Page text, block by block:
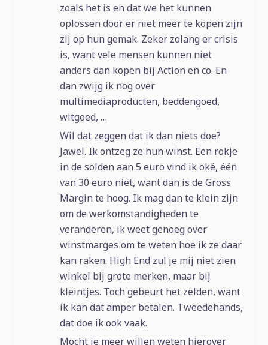
zoals het is en dat we het kunnen
oplossen door er niet meer te kopen zijn
zij op hun gemak. Zeker zolang er crisis
is, want vele mensen kunnen niet
anders dan kopen bij Action en co. En
dan zwijg ik nog over
multimediaproducten, beddengoed,
witgoed, …
Wil dat zeggen dat ik dan niets doe?
Jawel. Ik ontzeg ze hun winst. Een rokje
in de solden aan 5 euro vind ik oké, één
van 30 euro niet, want dan is de Gross
Margin te hoog. Ik mag dan te klein zijn
om de werkomstandigheden te
veranderen, ik weet genoeg over
winstmarges om te weten hoe ik ze daar
kan raken. High End zul je mij niet zien
winkel bij grote merken, maar bij
kleintjes. Toch gebeurt het zelden, want
ik kan dat amper betalen. Tweedehands,
dat doe ik ook vaak.
Mocht je meer willen weten hierover